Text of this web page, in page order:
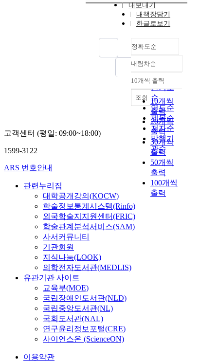
내보내기
내책장담기
한글로보기
정확도순
정확도
순
인기도
순
연도순
제목순
저자순
발행기
관순
내림차순
내림차순
10개씩 출력
10개씩
출력
20개씩
출력
30개씩
출력
50개씩
출력
100개씩
출력
조회
고객센터 (평일: 09:00~18:00)
1599-3122
ARS 번호안내
관련누리집
대학공개강의(KOCW)
학술정보통계시스템(Rinfo)
외국학술지지원센터(FRIC)
학술관계분석서비스(SAM)
사서커뮤니티
기관회원
지식나눔(LOOK)
의학전자도서관(MEDLIS)
유관기관 사이트
교육부(MOE)
국립장애인도서관(NLD)
국립중앙도서관(NL)
국회도서관(NAL)
연구윤리정보포털(CRE)
사이언스온 (ScienceON)
이용약관